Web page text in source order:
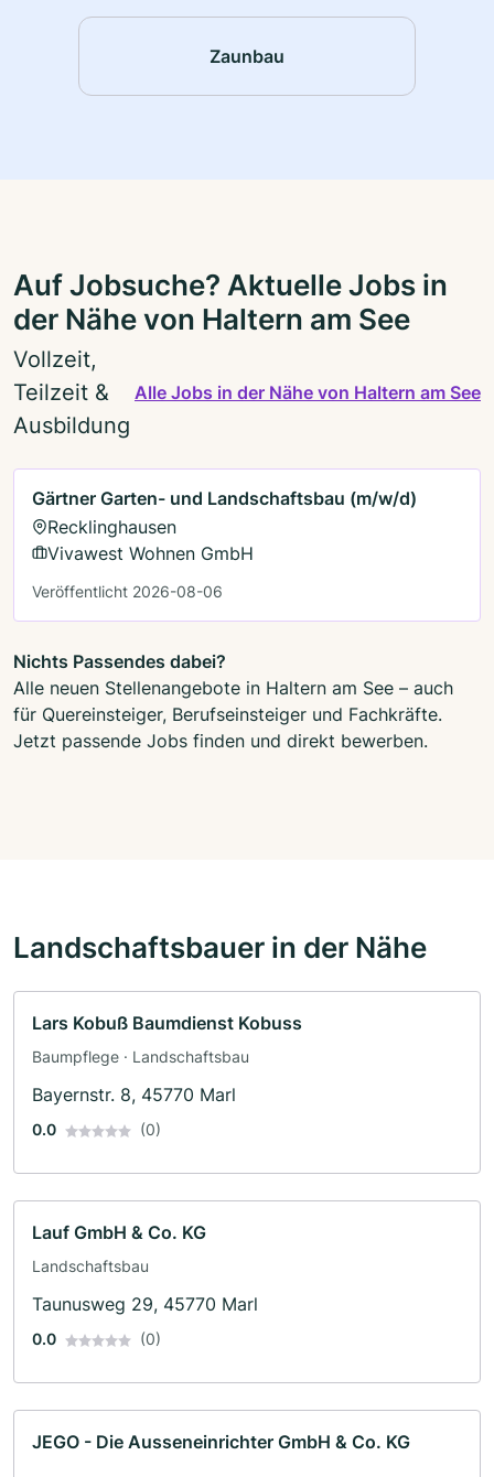
Zaunbau
Auf Jobsuche? Aktuelle Jobs in
der Nähe von Haltern am See
Vollzeit,
Teilzeit &
Ausbildung
Alle Jobs in der Nähe von Haltern am See
Gärtner Garten- und Landschaftsbau (m/w/d)
Recklinghausen
Vivawest Wohnen GmbH
Veröffentlicht 2026-08-06
Nichts Passendes dabei?
Alle neuen Stellenangebote in Haltern am See – auch
für Quereinsteiger, Berufseinsteiger und Fachkräfte.
Jetzt passende Jobs finden und direkt bewerben.
Landschaftsbauer in der Nähe
Lars Kobuß Baumdienst Kobuss
Baumpflege · Landschaftsbau
Bayernstr. 8, 45770 Marl
0.0 (0)
Lauf GmbH & Co. KG
Landschaftsbau
Taunusweg 29, 45770 Marl
0.0 (0)
JEGO - Die Ausseneinrichter GmbH & Co. KG